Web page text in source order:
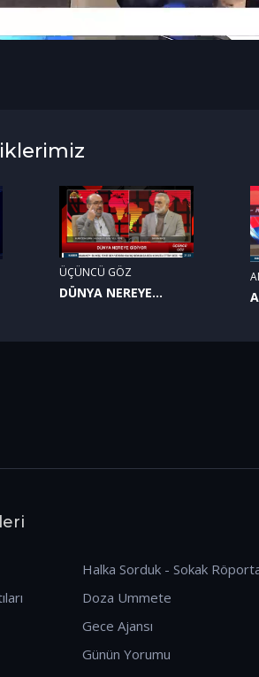
ÜÇÜNCÜ GÖZ
DÜNYA NEREYE
Halka Sorduk - Sokak
Doza Ummete
Gece Ajansı
Günün Yorumu